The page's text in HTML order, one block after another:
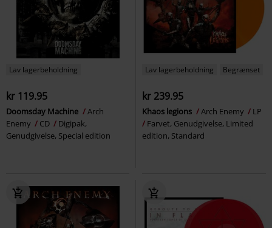
Lav lagerbeholdning
kr 119.95
Doomsday Machine
Arch
Enemy
CD
Digipak,
Genudgivelse, Special edition
Lav lagerbeholdning Begrænset
kr 239.95
Khaos legions Arch Enemy
LP
Farvet, Genudgivelse, Limited
edition, Standard